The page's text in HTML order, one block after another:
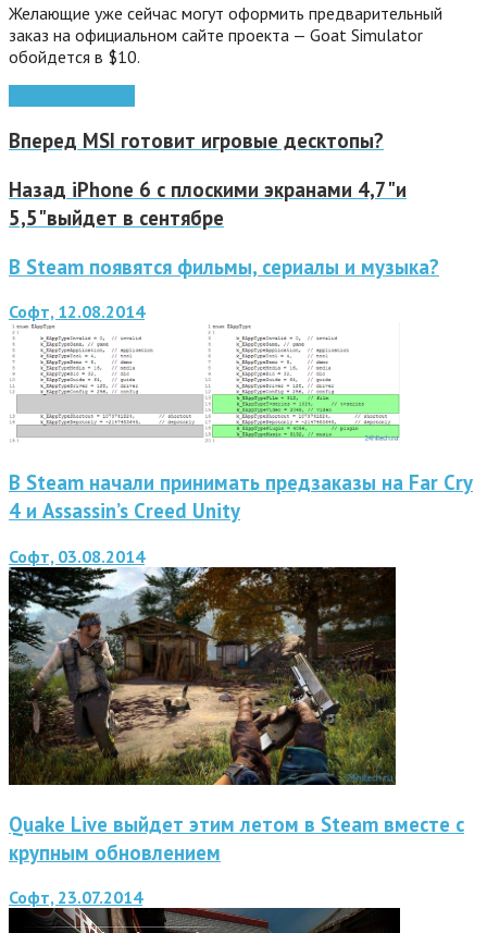
Желающие уже сейчас могут оформить предварительный
заказ на официальном сайте проекта — Goat Simulator
обойдется в $10.
Вперед MSI готовит игровые десктопы?
Назад iPhone 6 с плоскими экранами 4,7"и
5,5"выйдет в сентябре
В Steam появятся фильмы, сериалы и музыка?
Софт, 12.08.2014
В Steam начали принимать предзаказы на Far Cry
4 и Assassin’s Creed Unity
Софт, 03.08.2014
Quake Live выйдет этим летом в Steam вместе с
крупным обновлением
Софт, 23.07.2014